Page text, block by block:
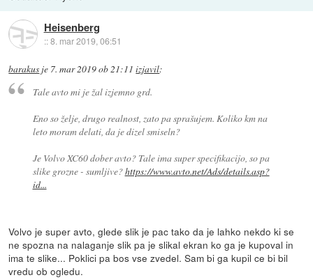
Heisenberg
::8. mar 2019, 06:51
barakus je 7. mar 2019 ob 21:11 izjavil:
Tale avto mi je žal izjemno grd.
Eno so želje, drugo realnost, zato pa sprašujem. Koliko km na
leto moram delati, da je dizel smiseln?
Je Volvo XC60 dober avto? Tale ima super specifikacijo, so pa
slike grozne - sumljive?https://www.avto.net/Ads/details.asp?
id...
Volvo je super avto, glede slik je pac tako da je lahko nekdo ki se
ne spozna na nalaganje slik pa je slikal ekran ko ga je kupoval in
ima te slike... Poklici pa bos vse zvedel. Sam bi ga kupil ce bi bil
vredu ob ogledu.